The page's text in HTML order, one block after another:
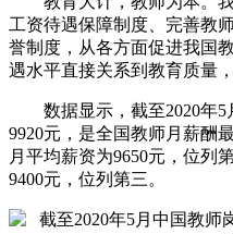
工资待遇保障制度、完善教
誉制度，从各方面促进我国
遇水平直接关系到教育质量
数据显示，截至2020年5
9920元，是全国教师月薪酬
月平均薪资为9650元，位列
9400元，位列第三。